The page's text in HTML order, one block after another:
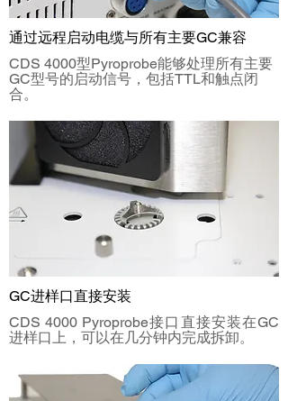
通过远程启动电缆与所有主要GC兼容
CDS 4000型Pyroprobe能够处理所有主要
GC型号的启动信号，包括TTL和触点闭
合。
GC进样口直接安装
CDS 4000 Pyroprobe接口直接安装在GC
进样口上，可以在几分钟内完成拆卸。